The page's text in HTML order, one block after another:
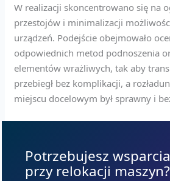
W realizacji skoncentrowano się na
przestojów i minimalizacji
urządzeń. Podejście obejmowało
odpowiednich metod podnoszenia
elementów wrażliwych, tak aby
przebiegł bez komplikacji, a
miejscu docelowym był sprawny i
Potrzebujesz wsparcia
przy relokacji maszyn?